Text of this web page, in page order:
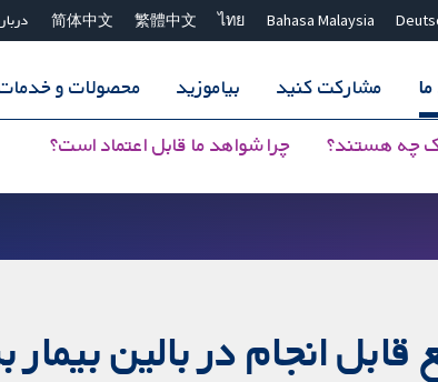
Bahasa Malaysia
ไทย
繁體中文
简体中文
چه هستند؟ چرا شواهد ما قابل اعتماد است؟
مشارکت کنید بیاموزید محصولات و
انجام در بالین